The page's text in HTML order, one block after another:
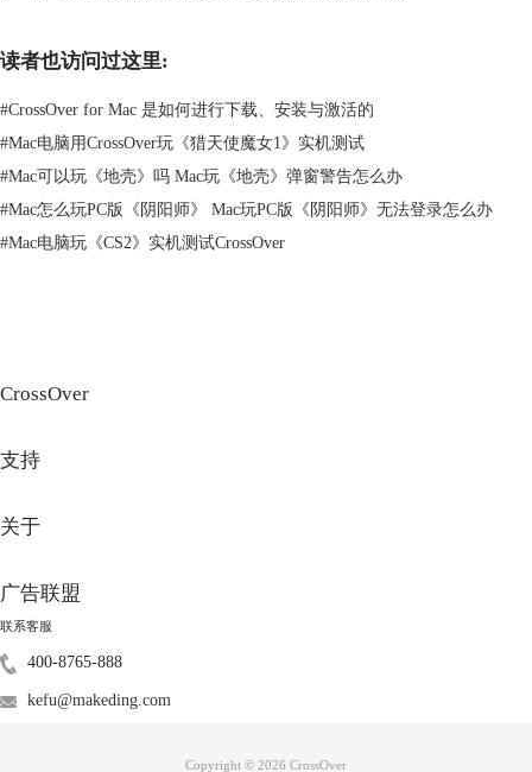
态。
4、查看该容器的文件视图，如图4。其中“drive_c”对应C盘，可以看到C
览器。大家可以在该容器操作系统中安装运行软件，创建文件。
读者也访问过这里:
#CrossOver for Mac 是如何进行下载、安装与激活的
#Mac电脑用CrossOver玩《猎天使魔女1》实机测试
#Mac可以玩《地壳》吗 Mac玩《地壳》弹窗警告怎么办
#Mac怎么玩PC版《阴阳师》 Mac玩PC版《阴阳师》无法登录怎么办
#Mac电脑玩《CS2》实机测试CrossOver
CrossOver
支持
关于
广告联盟
联系客服
400-8765-888
kefu@makeding.com
Copyright © 2026 CrossOver